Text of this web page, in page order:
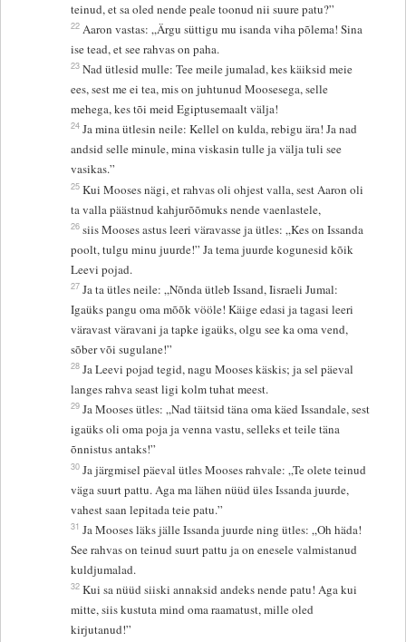
teinud, et sa oled nende peale toonud nii suure patu?”
22 Aaron vastas: „Ärgu süttigu mu isanda viha põlema! Sina
ise tead, et see rahvas on paha.
23 Nad ütlesid mulle: Tee meile jumalad, kes käiksid meie
ees, sest me ei tea, mis on juhtunud Moosesega, selle
mehega, kes tõi meid Egiptusemaalt välja!
24 Ja mina ütlesin neile: Kellel on kulda, rebigu ära! Ja nad
andsid selle minule, mina viskasin tulle ja välja tuli see
vasikas.”
25 Kui Mooses nägi, et rahvas oli ohjest valla, sest Aaron oli
ta valla päästnud kahjurõõmuks nende vaenlastele,
26 siis Mooses astus leeri väravasse ja ütles: „Kes on Issanda
poolt, tulgu minu juurde!” Ja tema juurde kogunesid kõik
Leevi pojad.
27 Ja ta ütles neile: „Nõnda ütleb Issand, Iisraeli Jumal:
Igaüks pangu oma mõõk vööle! Käige edasi ja tagasi leeri
väravast väravani ja tapke igaüks, olgu see ka oma vend,
sõber või sugulane!”
28 Ja Leevi pojad tegid, nagu Mooses käskis; ja sel päeval
langes rahva seast ligi kolm tuhat meest.
29 Ja Mooses ütles: „Nad täitsid täna oma käed Issandale, sest
igaüks oli oma poja ja venna vastu, selleks et teile täna
õnnistus antaks!”
30 Ja järgmisel päeval ütles Mooses rahvale: „Te olete teinud
väga suurt pattu. Aga ma lähen nüüd üles Issanda juurde,
vahest saan lepitada teie patu.”
31 Ja Mooses läks jälle Issanda juurde ning ütles: „Oh häda!
See rahvas on teinud suurt pattu ja on enesele valmistanud
kuldjumalad.
32 Kui sa nüüd siiski annaksid andeks nende patu! Aga kui
mitte, siis kustuta mind oma raamatust, mille oled
kirjutanud!”